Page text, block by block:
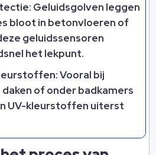
Geluidsgolven leggen
bloot in betonvloeren of
geluidssensoren
het lekpunt.
Vooral bij
of onder badkamers
UV-kleurstoffen uiterst